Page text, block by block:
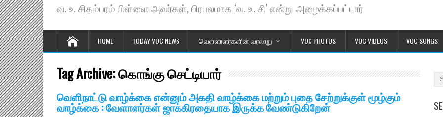
வ. உ. சிதம்பரம் பிள்ளை அவர்கள், பிரபலமாக ‘வ. உ. சி’ என்று அழைக்கப்பட்டார்
HOME TODAY VOC NEWS வெள்ளாளர்களின் வரலாறு VOC PHOTOS VOC VIDEOS VOC SONGS
Tag Archive:கொங்கு செட்டியார்
வெளிநாட்டு வாழ்க்கை என்னும் அகதி வாழ்க்கை மற்றும் புதை சேற்றுக்குள் மூழ்கும்
வாழ்க்கை : வேளாளர்கள் ஜாக்கிரதையாக இருக்க வேண்டுகிறேன்